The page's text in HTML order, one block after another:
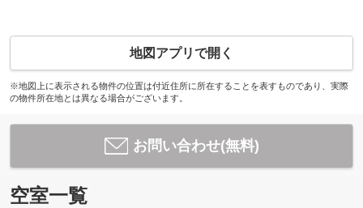
地図アプリで開く
※地図上に表示される物件の位置は付近住所に所在することを表すものであり、実際
の物件所在地とは異なる場合がございます。
お問い合わせ(無料)
空室一覧